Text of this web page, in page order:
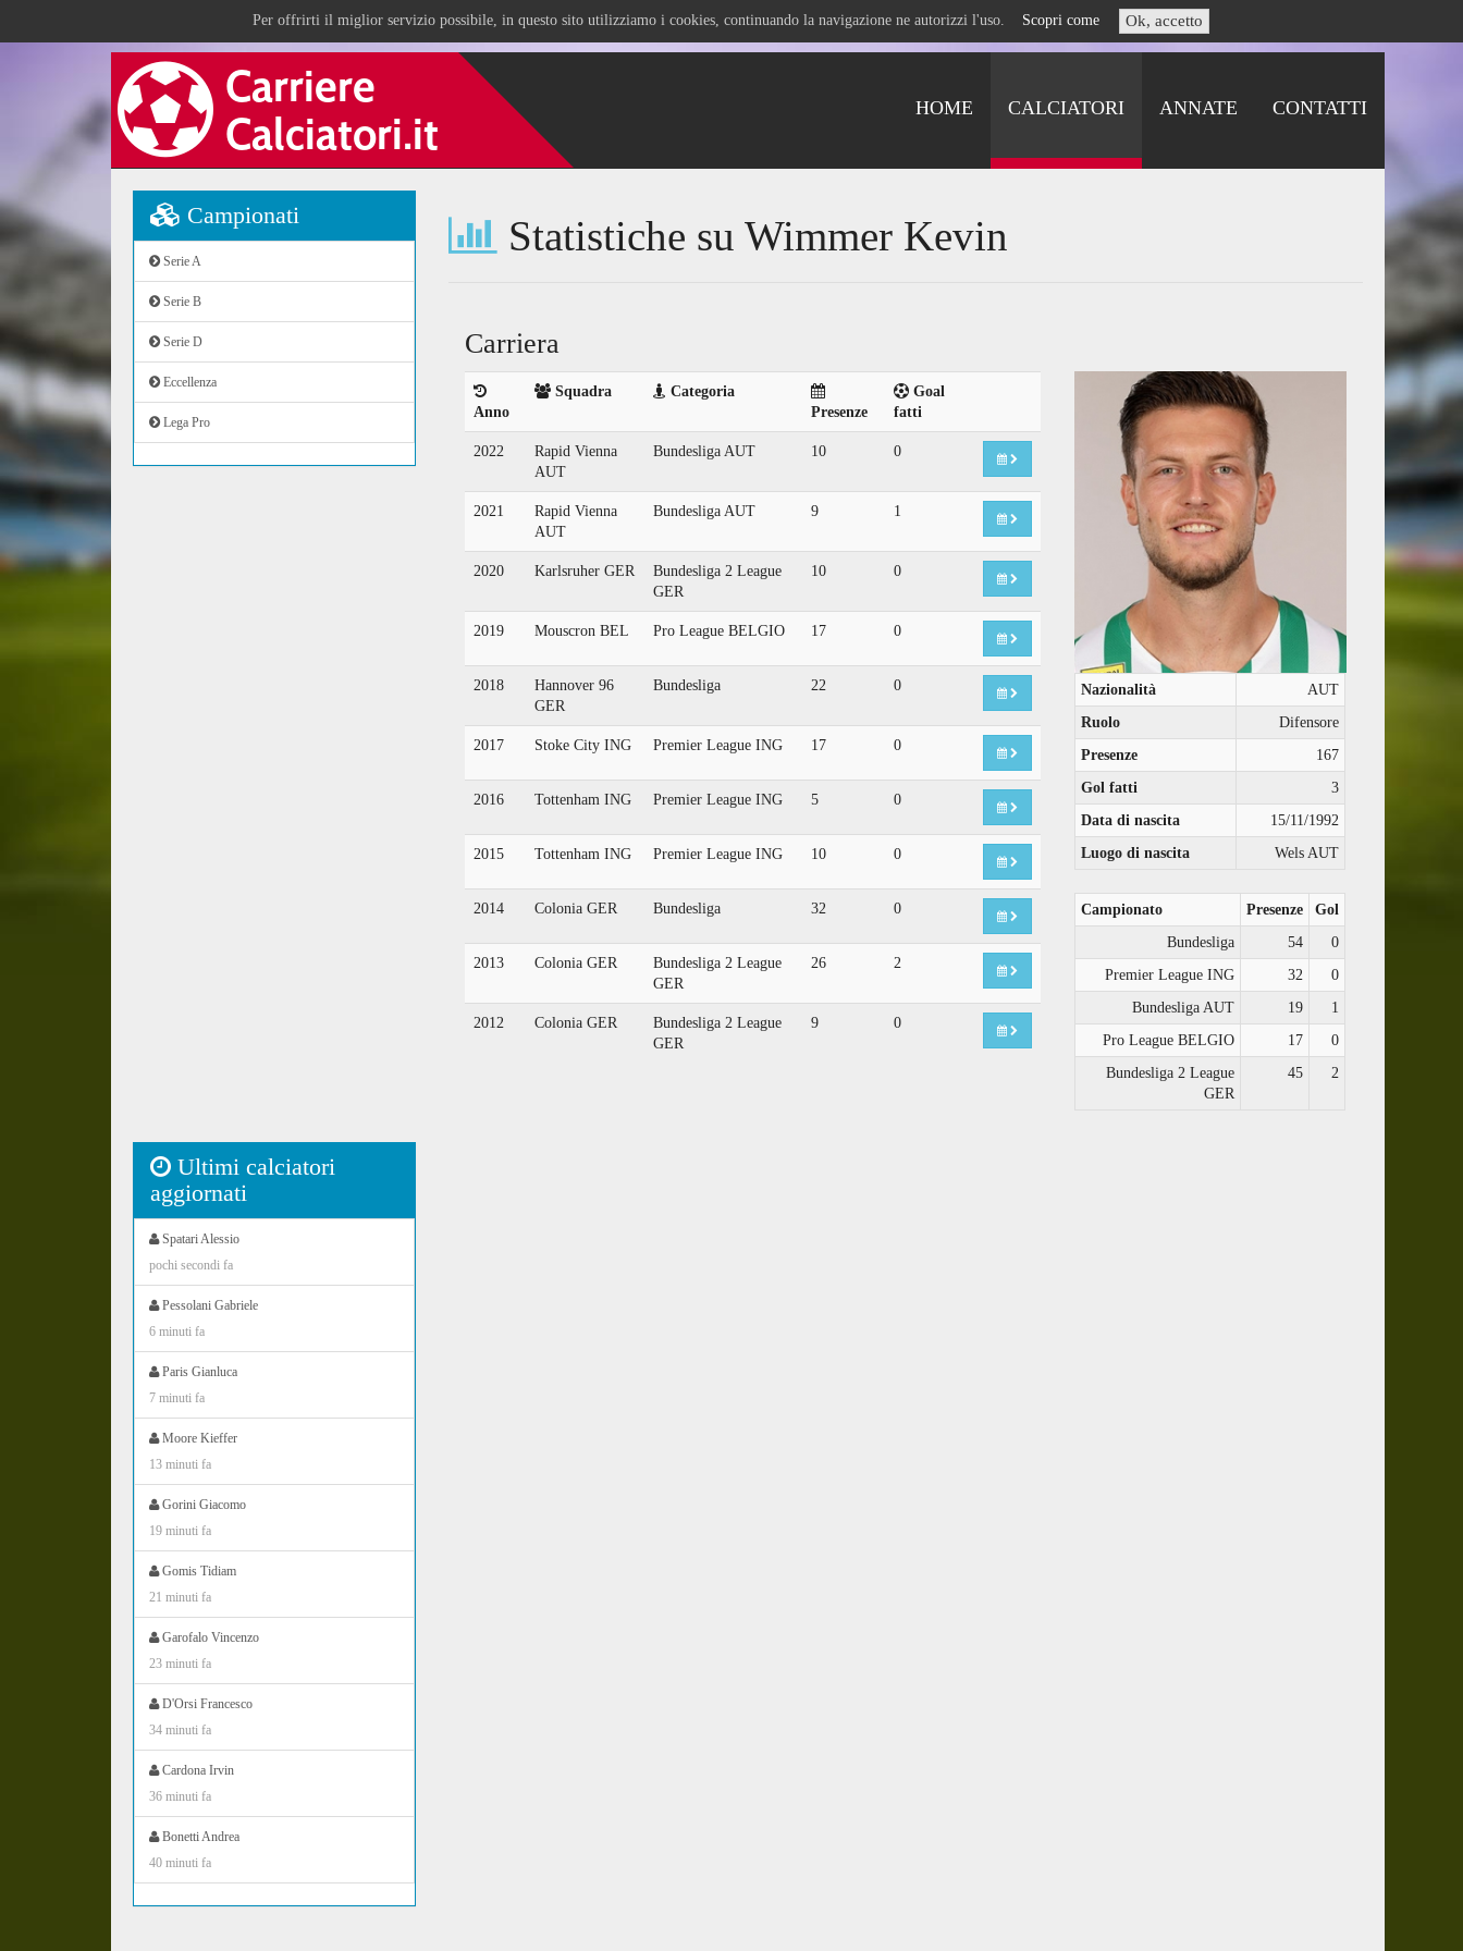
Per offrirti il miglior servizio possibile, in questo sito utilizziamo i cookies, continuando la navigazione ne autorizzi l'uso. Scopri come Ok, accetto
HOME CALCIATORI ANNATE CONTATTI
Campionati
Serie A
Serie B
Serie D
Eccellenza
Lega Pro
Ultimi calciatori
aggiornati
Spatari Alessio
pochi secondi fa
Pessolani Gabriele
6 minuti fa
Paris Gianluca
7 minuti fa
Moore Kieffer
13 minuti fa
Gorini Giacomo
19 minuti fa
Gomis Tidiam
21 minuti fa
Garofalo Vincenzo
23 minuti fa
D'Orsi Francesco
34 minuti fa
Cardona Irvin
36 minuti fa
Bonetti Andrea
40 minuti fa
Statistiche su Wimmer Kevin
Carriera
Anno
Squadra
Categoria
Presenze
Goal
fatti
2022
Rapid Vienna
AUT
Bundesliga AUT 10 0
2021
Rapid Vienna
AUT
Bundesliga AUT 9 1
2020 Karlsruher GER
Bundesliga 2 League
GER
10 0
2019 Mouscron BEL Pro League BELGIO 17 0
2018
Hannover 96
GER
Bundesliga 22 0
2017 Stoke City ING Premier League ING 17 0
2016 Tottenham ING Premier League ING 5 0
2015 Tottenham ING Premier League ING 10 0
2014 Colonia GER Bundesliga 32 0
2013 Colonia GER
Bundesliga 2 League
GER
26 2
2012 Colonia GER
Bundesliga 2 League
GER
9 0
Nazionalità
AUT
Ruolo
Difensore
Presenze
167
Gol fatti
3
Data di nascita
15/11/1992
Luogo di nascita
Wels AUT
Campionato Presenze
Gol
Bundesliga
54
0
Premier League ING
32
0
Bundesliga AUT
19
1
Pro League BELGIO
17
0
Bundesliga 2 League
GER
45 2